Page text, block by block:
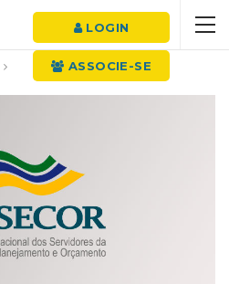
LOGIN
ASSOCIE-SE